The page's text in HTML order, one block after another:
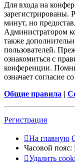
Для входа на
зарегистрированы.
минут, но
Администратором
также
пользователей.
ознакомиться с
конференции.
означает согласие
Общие правила |
Регистрация
На главную
Часовой пояс:
Удалить